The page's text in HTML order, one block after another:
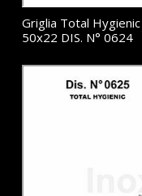
Griglia Total
50x22 DIS. N° 0624